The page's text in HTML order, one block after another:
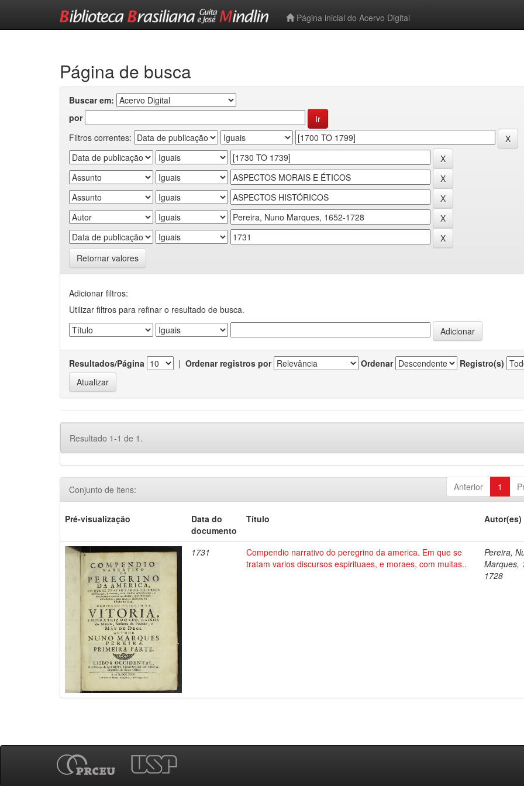
Página inicial do Acervo Digital
Página de busca
Buscar em:
por
Filtros correntes:
Retornar valores
Adicionar filtros:
Utilizar filtros para refinar o resultado de busca.
Resultados/Página | Ordenar registros por Ordenar Registro(s)
Resultado 1-1 de 1.
Anterior 1
Conjunto de itens:
Pré-visualização
Data do
documento
Título Autor(es)
1731
Compendio narrativo do peregrino da america. Em que se
tratam varios discursos espirituaes, e moraes, com muitas..
Pereira,
Marques,
1728